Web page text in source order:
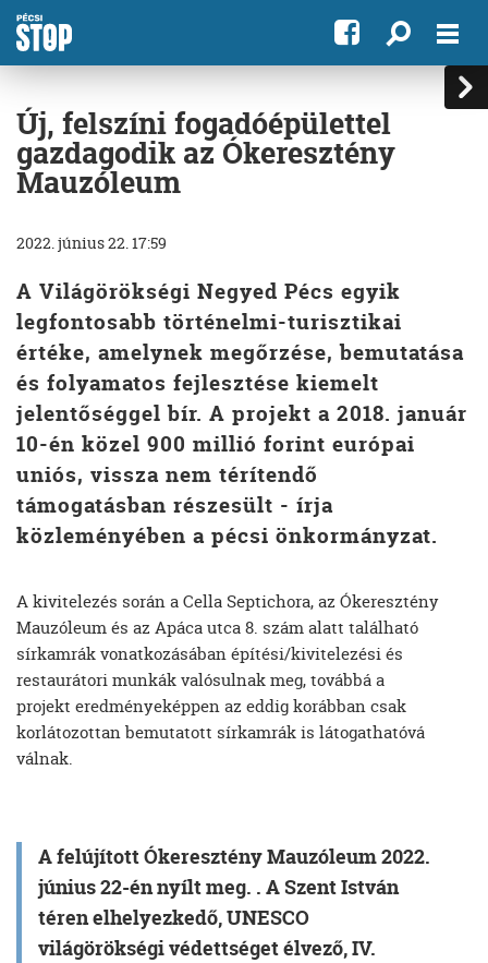
Új, felszíni fogadóépülettel
gazdagodik az Ókeresztény
Mauzóleum
2022. június 22. 17:59
A Világörökségi Negyed Pécs egyik
legfontosabb történelmi-turisztikai
értéke, amelynek megőrzése, bemutatása
és folyamatos fejlesztése kiemelt
jelentőséggel bír. A projekt a 2018. január
10-én közel 900 millió forint európai
uniós, vissza nem térítendő
támogatásban részesült - írja
közleményében a pécsi önkormányzat.
A kivitelezés során a Cella Septichora, az Ókeresztény
Mauzóleum és az Apáca utca 8. szám alatt található
sírkamrák vonatkozásában építési/kivitelezési és
restaurátori munkák valósulnak meg, továbbá a
projekt eredményeképpen az eddig korábban csak
korlátozottan bemutatott sírkamrák is látogathatóvá
válnak.
A felújított Ókeresztény Mauzóleum 2022.
június 22-én nyílt meg. . A Szent István
téren elhelyezkedő, UNESCO
világörökségi védettséget élvező, IV.